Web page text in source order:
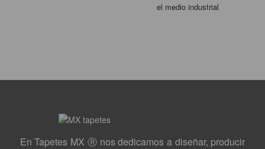
En Tapetes MX Ⓡ nos dedicamos a diseñar, producir